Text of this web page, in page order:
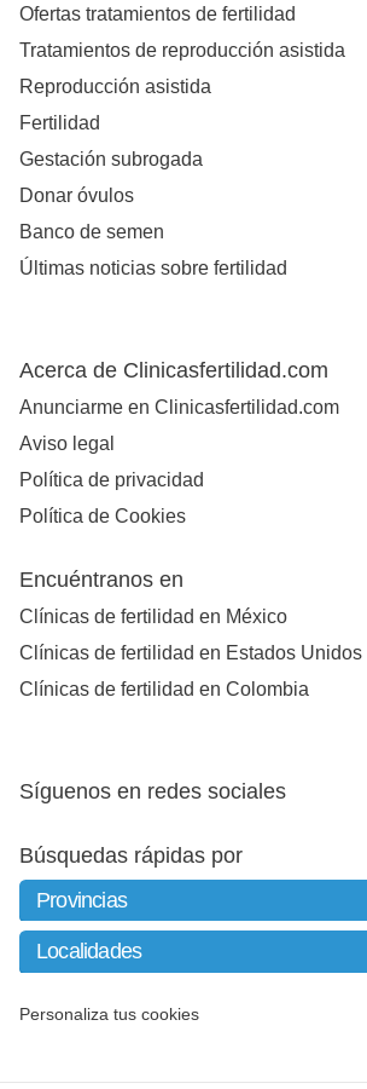
Ofertas tratamientos de fertilidad
Tratamientos de reproducción asistida
Reproducción asistida
Fertilidad
Gestación subrogada
Donar óvulos
Banco de semen
Últimas noticias sobre fertilidad
Acerca de Clinicasfertilidad.com
Anunciarme en Clinicasfertilidad.com
Aviso legal
Política de privacidad
Política de Cookies
Encuéntranos en
Clínicas de fertilidad en México
Clínicas de fertilidad en Estados Unidos
Clínicas de fertilidad en Colombia
Síguenos en redes sociales
Búsquedas rápidas por
Personaliza tus cookies